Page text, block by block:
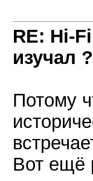
RE: Hi-
изучал ?
Потому
Вот ещё